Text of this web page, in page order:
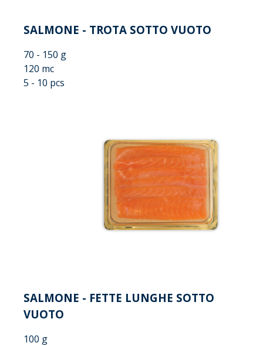
SALMONE - TROTA SOTTO VUOTO
70 - 150 g
120 mc
5 - 10 pcs
SALMONE - FETTE LUNGHE SOTTO
VUOTO
100 g